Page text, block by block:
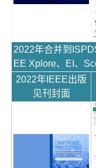
2022年合并到
EE Xplore、EI、
2022年IEEE出版
见刊封面